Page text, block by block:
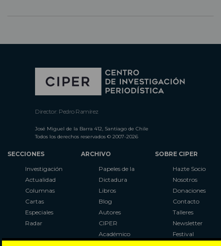
Director: Pedro Ramírez
José Miguel de la Barra 412, Santiago de Chile
Todos los derechos reservados © 2007-2026
SECCIONES
Investigación
Actualidad
Columnas
Cartas
Especiales
Radar
ARCHIVO
Papeles de la
Dictadura
Libros
Blog
Autores
CIPER
Académico
SOBRE CIPER
Hazte Socio
Nosotros
Donaciones
Contacto
Talleres
Newsletter
Festival